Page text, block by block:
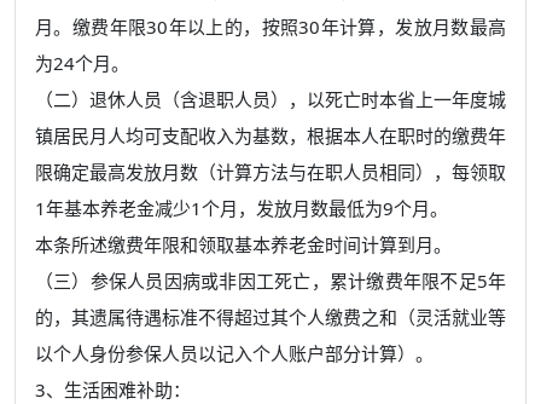
月。缴费年限30年以上的，按照30年计算，发放月数最高
为24个月。
（二）退休人员（含退职人员），以死亡时本省上一年度城
镇居民月人均可支配收入为基数，根据本人在职时的缴费年
限确定最高发放月数（计算方法与在职人员相同），每领取
1年基本养老金减少1个月，发放月数最低为9个月。
本条所述缴费年限和领取基本养老金时间计算到月。
（三）参保人员因病或非因工死亡，累计缴费年限不足5年
的，其遗属待遇标准不得超过其个人缴费之和（灵活就业等
以个人身份参保人员以记入个人账户部分计算）。
3、生活困难补助：